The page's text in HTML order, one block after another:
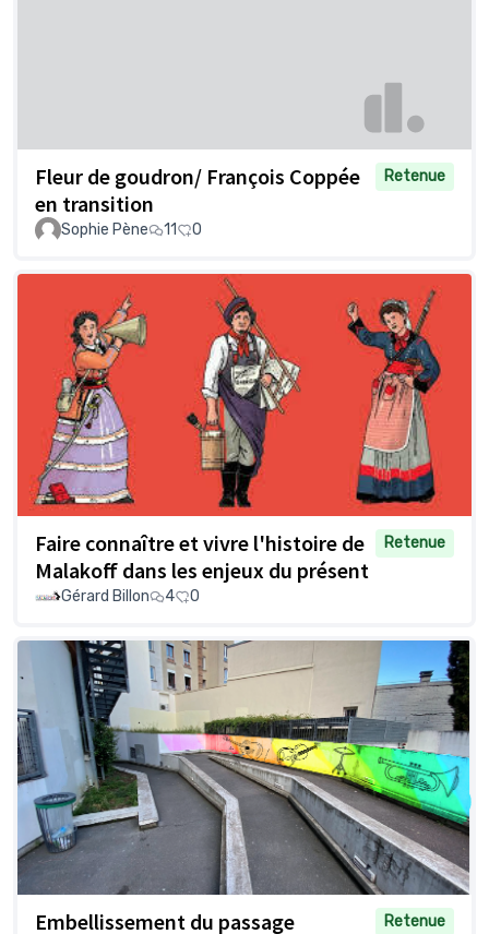
Fleur de goudron/ François Coppée
en transition
Retenue
Sophie Pène 11 0
Faire connaître et vivre l'histoire de
Malakoff dans les enjeux du présent
Retenue
Gérard Billon 4 0
Embellissement du passage Retenue